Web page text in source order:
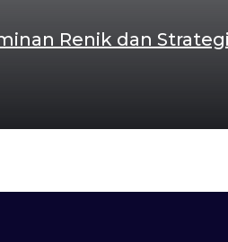
Renik dan